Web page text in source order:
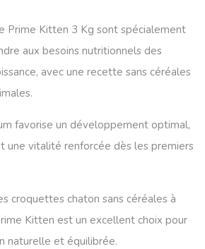
Prime Kitten 3 Kg sont spécialement
aux besoins nutritionnels des
avec une recette sans céréales
favorise un développement optimal,
une vitalité renforcée dès les premiers
croquettes chaton sans céréales à
Kitten est un excellent choix pour
naturelle et équilibrée.